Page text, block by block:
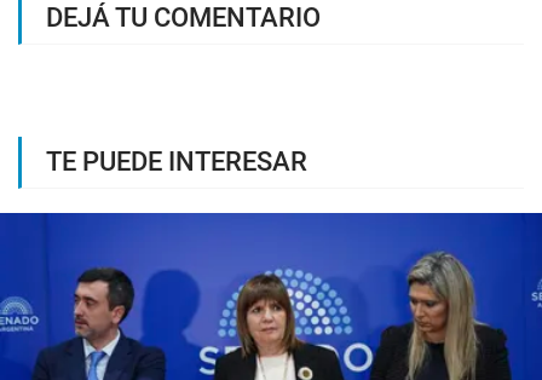
DEJÁ TU COMENTARIO
TE PUEDE INTERESAR